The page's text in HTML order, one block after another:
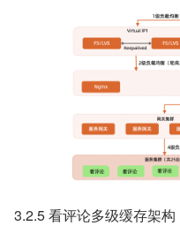
3.2.5 看评论多级缓存架构